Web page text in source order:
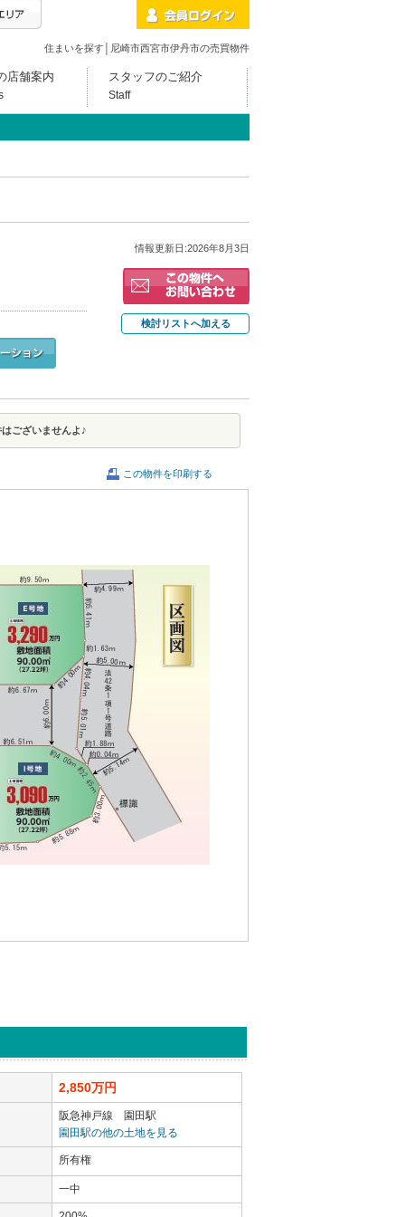
住まいを探す│尼崎市西宮市伊丹市の売買物件
店舗案内 スタッフのご紹介
Staff
情報更新日:2026年8月3日
検討リストへ加える
ございませんよ♪
この物件を印刷する
2,850万円
阪急神戸線 園田駅
園田駅の他の土地を見る
所有権
一中